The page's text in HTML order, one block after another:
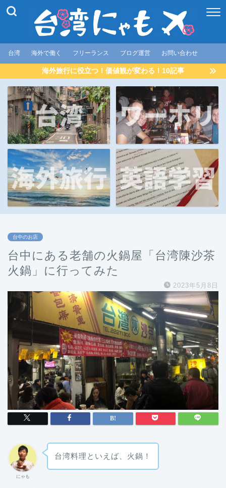
台湾 海外で働く フリーランス ブログ運営 お問い合わせ
海外旅行に役立つ！価値観が変わる！10記事
台中のお店
台中にある老舗の火鍋屋「台湾陳沙茶
火鍋」に行ってみた
2023年5月8日
にゃも
台湾料理といえば、火鍋！